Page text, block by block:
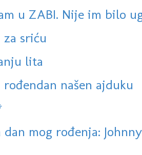
u ZABI. Nije im bilo
sriću
lita
našen ajduku
mog rođenja: